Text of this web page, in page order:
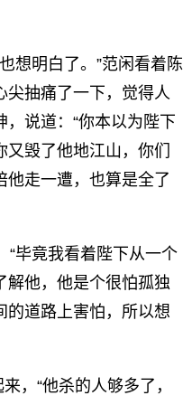
想明白了。”范闲看着陈
尖抽痛了一下，觉得人
说道：“你本以为陛下
毁了他地江山，你们
他走一遭，也算是全了
毕竟我看着陛下从一个
解他，他是个很怕孤独
的道路上害怕，所以想
，“他杀的人够多了，